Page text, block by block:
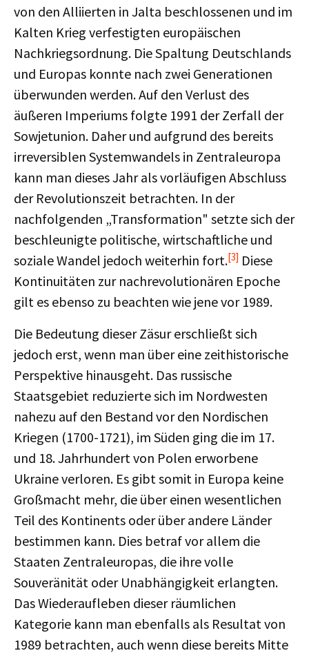
von den Alliierten in Jalta beschlossenen und im
Kalten Krieg verfestigten europäischen
Nachkriegsordnung. Die Spaltung Deutschlands
und Europas konnte nach zwei Generationen
überwunden werden. Auf den Verlust des
äußeren Imperiums folgte 1991 der Zerfall der
Sowjetunion. Daher und aufgrund des bereits
irreversiblen Systemwandels in Zentraleuropa
kann man dieses Jahr als vorläufigen Abschluss
der Revolutionszeit betrachten. In der
nachfolgenden „Transformation" setzte sich der
beschleunigte politische, wirtschaftliche und
soziale Wandel jedoch weiterhin fort.[3] Diese
Kontinuitäten zur nachrevolutionären Epoche
gilt es ebenso zu beachten wie jene vor 1989.
Die Bedeutung dieser Zäsur erschließt sich
jedoch erst, wenn man über eine zeithistorische
Perspektive hinausgeht. Das russische
Staatsgebiet reduzierte sich im Nordwesten
nahezu auf den Bestand vor den Nordischen
Kriegen (1700-1721), im Süden ging die im 17.
und 18. Jahrhundert von Polen erworbene
Ukraine verloren. Es gibt somit in Europa keine
Großmacht mehr, die über einen wesentlichen
Teil des Kontinents oder über andere Länder
bestimmen kann. Dies betraf vor allem die
Staaten Zentraleuropas, die ihre volle
Souveränität oder Unabhängigkeit erlangten.
Das Wiederaufleben dieser räumlichen
Kategorie kann man ebenfalls als Resultat von
1989 betrachten, auch wenn diese bereits Mitte